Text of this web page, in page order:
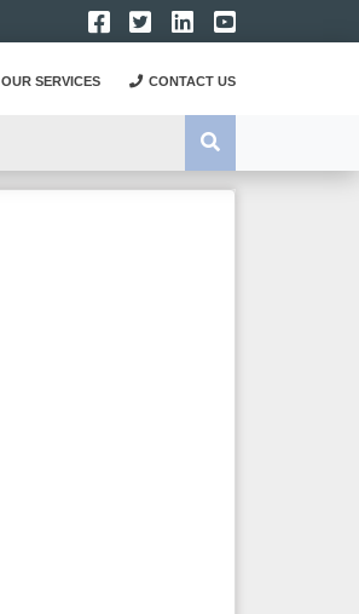
OUR SERVICES CONTACT US